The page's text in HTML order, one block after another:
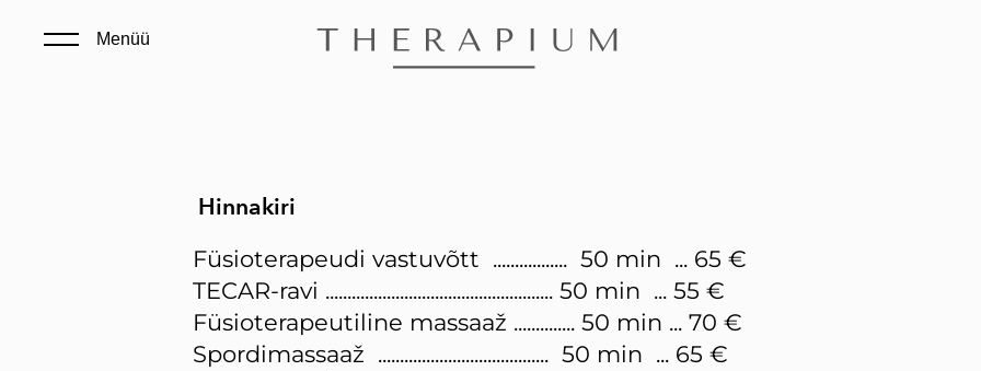
Menüü
Hinnakiri
Füsioterapeudi vastuvõtt ................. 50 min ... 65 €
TECAR-ravi .................................................... 50 min ... 55 €
Füsioterapeutiline massaaž .............. 50 min ... 70 €
Spordimassaaž ....................................... 50 min ... 65 €